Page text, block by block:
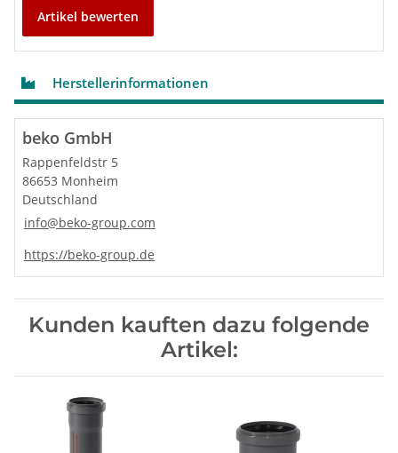
Artikel bewerten
Herstellerinformationen
beko GmbH
Rappenfeldstr 5
86653 Monheim
Deutschland
info@beko-group.com
https://beko-group.de
Kunden kauften dazu folgende
Artikel: